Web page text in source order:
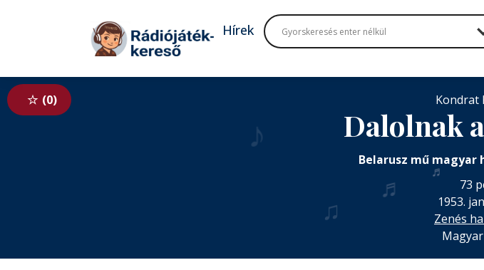
Tovább a tartalomhoz
Hírek
0
♫
♬
Kondrat
Dalolnak
Belarusz mű
73
1953.
Zenés